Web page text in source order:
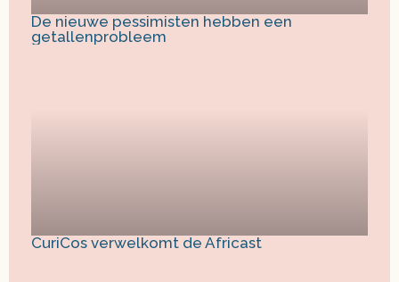
De nieuwe pessimisten hebben een
getallenprobleem
CuriCos verwelkomt de Africast